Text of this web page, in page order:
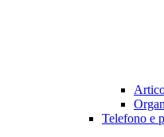
Telefono e